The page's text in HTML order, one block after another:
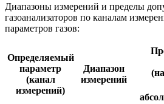
Диапазоны измерений и пределы
газоанализаторов по каналам
параметров газов:
Определяемый
параметр
(канал
измерений)
Диапазон
измерений